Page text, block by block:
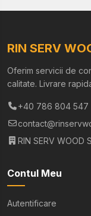
RIN SERV
Oferim servicii de
calitate. Livrare
+40 786 804 547
RIN SERV WOOD
Contul Meu
Autentificare